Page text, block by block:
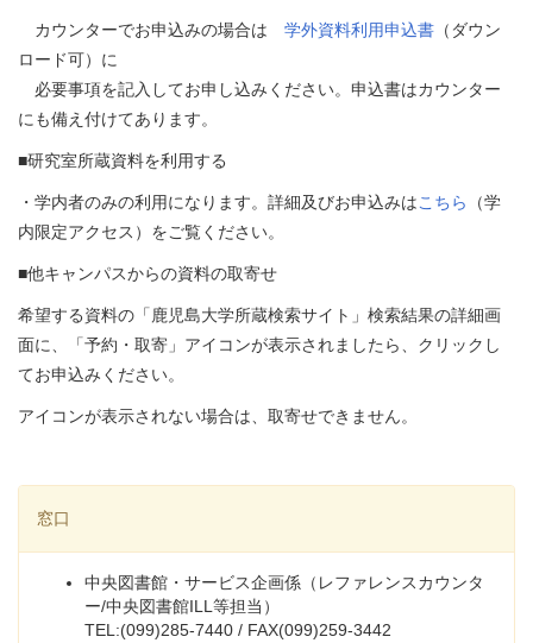
カウンターでお申込みの場合は 学外資料利用申込書 （ダウン
ロード可）に
必要事項を記入してお申し込みください。申込書はカウンター
にも備え付けてあります。
■研究室所蔵資料を利用する
・学内者のみの利用になります。詳細及びお申込みはこちら
（学
内限定アクセス）をご覧ください。
■他キャンパスからの資料の取寄せ
希望する資料の「鹿児島大学所蔵検索サイト」検索結果の詳細画
面に、「予約・取寄」アイコンが表示されましたら、クリックし
てお申込みください。
アイコンが表示されない場合は、取寄せできません。
窓口
中央図書館・サービス企画係（レファレンスカウンタ
ー/中央図書館ILL等担当）
TEL:(099)285-7440 / FAX(099)259-3442